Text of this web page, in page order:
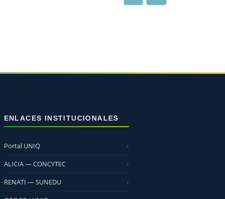
ENLACES INSTITUCIONALES
Portal UNIQ
ALICIA — CONCYTEC
RENATI — SUNEDU